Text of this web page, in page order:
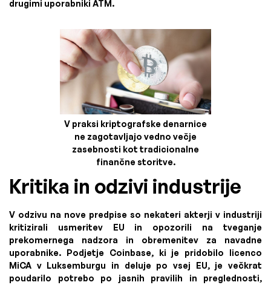
drugimi uporabniki ATM.
V praksi kriptografske denarnice
ne zagotavljajo vedno večje
zasebnosti kot tradicionalne
finančne storitve.
Kritika in odzivi industrije
V odzivu na nove predpise so nekateri akterji v industriji
kritizirali usmeritev EU in opozorili na tveganje
prekomernega nadzora in obremenitev za navadne
uporabnike. Podjetje Coinbase, ki je pridobilo licenco
MiCA v Luksemburgu in deluje po vsej EU, je večkrat
poudarilo potrebo po jasnih pravilih in preglednosti,